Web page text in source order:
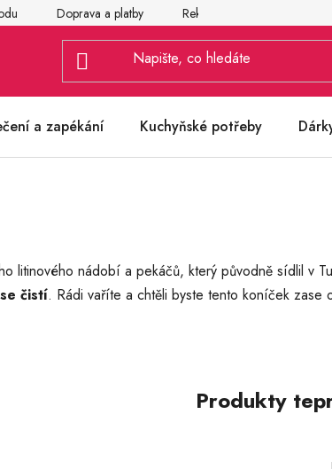
Doprava a platby Reklamace
a zapékání Kuchyňské potřeby
litinového nádobí a pekáčů, který původně sídlil v
čistí. Rádi vaříte a chtěli byste tento koníček
Produkty